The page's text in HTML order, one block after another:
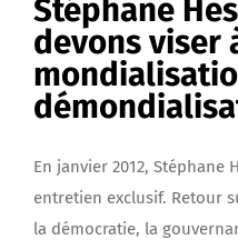
Stéphane
devons viser
En janvier 2012, Stéphane
entretien exclusif. Retour
la démocratie, la